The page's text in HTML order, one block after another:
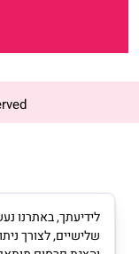
My Store©All Rights reserved
שלישיים, לצורך